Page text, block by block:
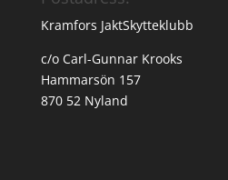
Kramfors JaktSkytteklubb
c/o Carl-Gunnar Krooks
Hammarsön 157
870 52 Nyland